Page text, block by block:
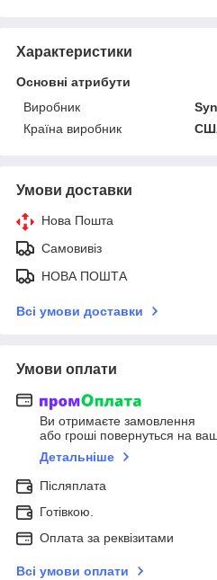
Характеристики
Основні атрибути
Виробник
Країна виробник
Умови доставки
Нова Пошта
Самовивіз
НОВА ПОШТА
Всі умови доставки
Умови оплати
Ви отримаєте замовлення
або гроші повернуться на
Детальніше
Післяплата
Готівкою.
Оплата за реквізитами
Всі умови оплати